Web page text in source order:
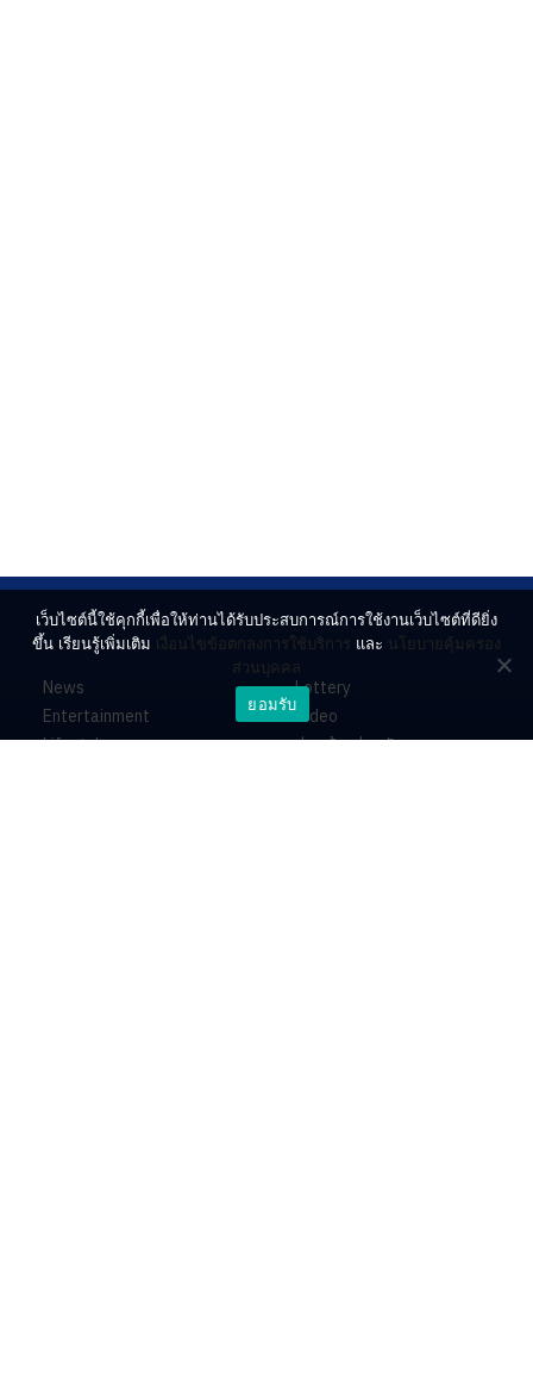
News
Entertainment
Lifestyle
Lottery
Video
ร่วมด้วยช่วยกัน
เว็บไซต์นี้ใช้คุกกี้เพื่อให้ท่านได้รับประสบการณ์การใช้งานเว็บไซต์ที่ดียิ่ง
ขึ้น เรียนรู้เพิ่มเติม เงื่อนไขข้อตกลงการใช้บริการ และ นโยบายคุ้มครอง
ส่วนบุคคล
ยอมรับ